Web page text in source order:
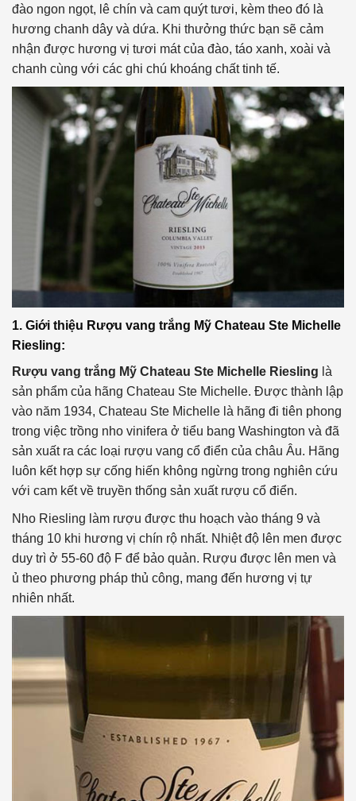
đào ngon ngọt, lê chín và cam quýt tươi, kèm theo đó là
hương chanh dây và dứa. Khi thưởng thức bạn sẽ cảm
nhận được hương vị tươi mát của đào, táo xanh, xoài và
chanh cùng với các ghi chú khoáng chất tinh tế.
1. Giới thiệu Rượu vang trắng Mỹ Chateau Ste Michelle
Riesling:
Rượu vang trắng Mỹ Chateau Ste Michelle Riesling là
sản phẩm của hãng Chateau Ste Michelle. Được thành lập
vào năm 1934, Chateau Ste Michelle là hãng đi tiên phong
trong việc trồng nho vinifera ở tiểu bang Washington và đã
sản xuất ra các loại rượu vang cổ điển của châu Âu. Hãng
luôn kết hợp sự cống hiến không ngừng trong nghiên cứu
với cam kết về truyền thống sản xuất rượu cổ điển.
Nho Riesling làm rượu được thu hoạch vào tháng 9 và
tháng 10 khi hương vị chín rộ nhất. Nhiệt độ lên men được
duy trì ở 55-60 độ F để bảo quản. Rượu được lên men và
ủ theo phương pháp thủ công, mang đến hương vị tự
nhiên nhất.